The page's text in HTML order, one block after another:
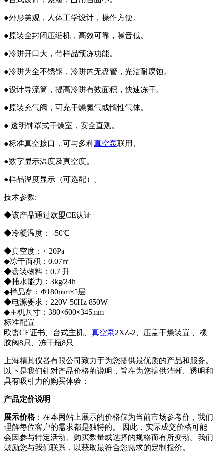
●外形美观，人体工学设计，操作方便。
●原装全封闭压缩机，高效可靠，噪音低。
●冷阱开口大，带样品预冻功能。
●冷阱为全不锈钢，冷阱内无盘管，光洁耐腐蚀。
●设计导流筒，提高冷阱有效面积，快速冻干。
●原装充气阀，可充干燥氮气或惰性气体。
● 透明钟罩式干燥室，安全直观。
●标准真空接口，可与多种真空泵联用。
●数字显示温度及真空度。
●样品温度显示（可选配）。
技术参数:
◆该产品通过欧盟CE认证
◆冷凝温度： -50℃
◆真空度：< 20Pa
◆冻干面积：0.07㎡
◆盘装物料：0.7 升
◆捕水能力：3kg/24h
◆样品盘：Φ180mm×3层
◆电源要求：220V 50Hz 850W
◆主机尺寸：380×600×345mm
标准配置
欧盟CE证书、台式主机、 真空泵2XZ-2、压盖干燥装置 、橡
胶阀8只、冻干瓶8只
上海精其仪器有限公司致力于为您提供最优质的产品和服务。
以下是我们针对产品价格的说明，旨在为您提供清晰、透明和
具有吸引力的购买体验：
产品定价说明
展示价格：在本网站上展示的价格仅为当前市场参考价，我们
理解每位客户的需求都是独特的。 因此，实际成交价格可能
会因参与特定活动、购买数量或选择的规格而有所变动。我们
鼓励您与我们联系，以获取最符合您需求的定制报价。